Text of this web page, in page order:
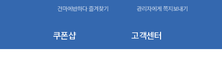
쿠폰샵 고객센터
건마에반하다 즐겨찾기 관리자에게 쪽지보내기